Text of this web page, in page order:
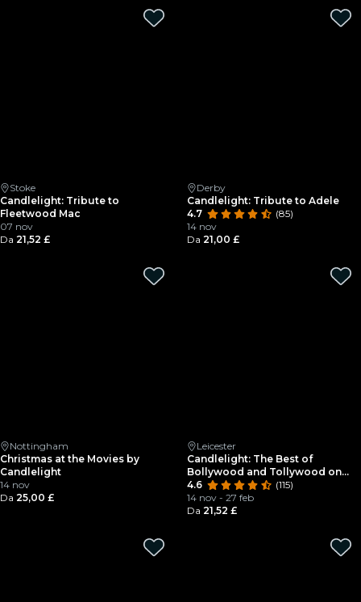
Stoke
Candlelight: Tribute to
Fleetwood Mac
07 nov
Da 21,52 £
Derby
Candlelight: Tribute to Adele
4.7
(85)
14 nov
Da 21,00 £
Nottingham
Christmas at the Movies by
Candlelight
14 nov
Da 25,00 £
Leicester
Candlelight: The Best of
Bollywood and Tollywood on
Strings
4.6
(115)
14 nov - 27 feb
Da 21,52 £